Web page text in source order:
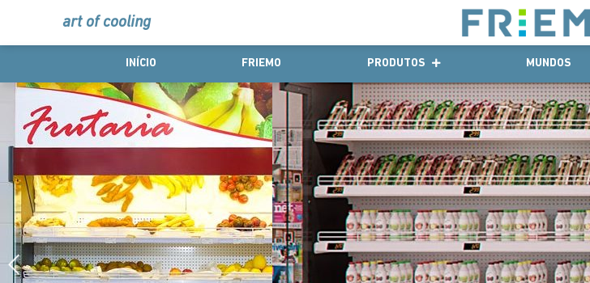
art of cooling
INÍCIO FRIEMO PRODUTOS MUNDOS